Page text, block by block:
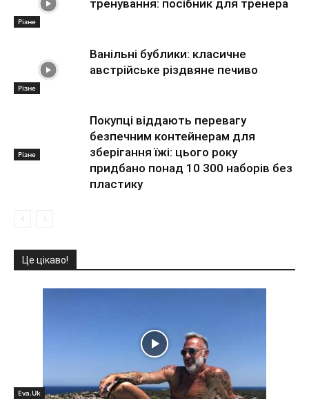
Різне
тренування: посібник для тренера
Різне
Ванільні бублики: класичне
австрійське різдвяне печиво
Різне
Покупці віддають перевагу
безпечним контейнерам для
зберігання їжі: цього року
придбано понад 10 300 наборів без
пластику
Це цікаво!
Eva.Uk